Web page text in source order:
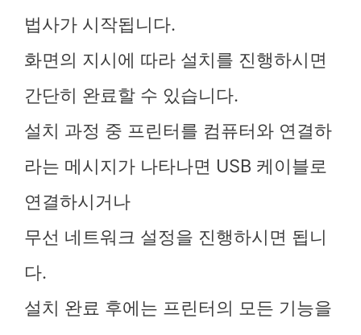
법사가 시작됩니다.
화면의 지시에 따라 설치를 진행하시면
간단히 완료할 수 있습니다.
설치 과정 중 프린터를 컴퓨터와 연결하
라는 메시지가 나타나면 USB 케이블로
연결하시거나
무선 네트워크 설정을 진행하시면 됩니
다.
설치 완료 후에는 프린터의 모든 기능을